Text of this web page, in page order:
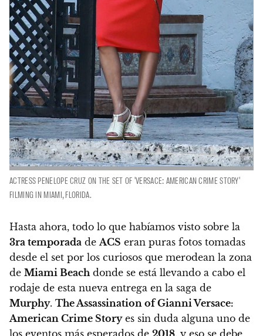
ACTRESS PENELOPE CRUZ ON THE SET OF 'VERSACE: AMERICAN CRIME STORY'
FILMING IN MIAMI, FLORIDA.
Hasta ahora, todo lo que habíamos visto sobre la
3ra temporada de ACS eran puras fotos tomadas
desde el set por los curiosos que merodean la zona
de Miami Beach donde se está llevando a cabo el
rodaje de esta nueva entrega en la saga de
Murphy. The Assassination of Gianni Versace:
American Crime Storyes sin duda alguna uno de
los eventos más esperados de 2018, y eso se debe